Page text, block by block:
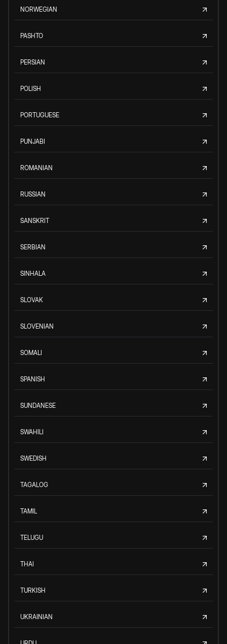
NORWEGIAN
PASHTO
PERSIAN
POLISH
PORTUGUESE
PUNJABI
ROMANIAN
RUSSIAN
SANSKRIT
SERBIAN
SINHALA
SLOVAK
SLOVENIAN
SOMALI
SPANISH
SUNDANESE
SWAHILI
SWEDISH
TAGALOG
TAMIL
TELUGU
THAI
TURKISH
UKRAINIAN